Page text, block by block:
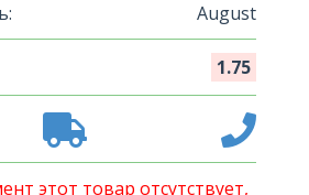
August
1.75
этот товар отсутствует,